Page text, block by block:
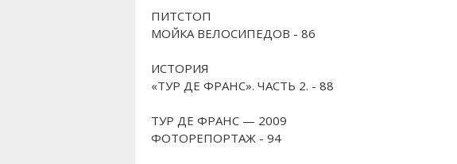
ПИТСТОП
МОЙКА ВЕЛОСИПЕДОВ - 86
ИСТОРИЯ
«ТУР ДЕ ФРАНС». ЧАСТЬ 2. - 88
ТУР ДЕ ФРАНС — 2009
ФОТОРЕПОРТАЖ - 94